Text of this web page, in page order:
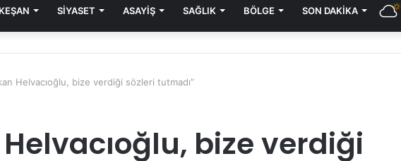
KEŞAN SIYASET ASAYIŞ SAĞLIK BÖLGE SON DAKIKA
Helvacıoğlu, bize verdiği sözleri tutmadı”
bize verdiği